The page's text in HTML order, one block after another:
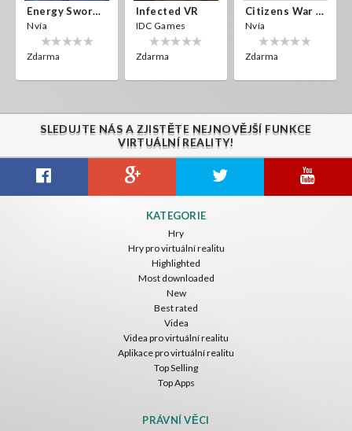
Energy Sword VR
Nvía
Zdarma
Infected VR
IDC Games
Zdarma
Citizens War VR
Nvía
Zdarma
SLEDUJTE NÁS A ZJISTĚTE NEJNOVĚJŠÍ FUNKCE
VIRTUÁLNÍ REALITY!
KATEGORIE
Hry
Hry pro virtuální realitu
Highlighted
Most downloaded
New
Best rated
Videa
Videa pro virtuální realitu
Aplikace pro virtuální realitu
Top Selling
Top Apps
PRÁVNÍ VĚCI